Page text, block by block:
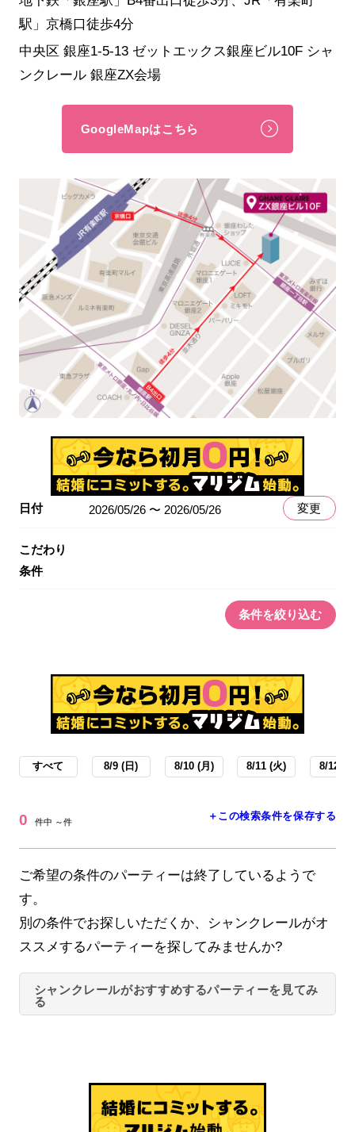
駅」京橋口徒歩4分
中央区 銀座1-5-13 ゼットエックス銀座ビル10F シャ
ンクレール 銀座ZX会場
GoogleMapはこちら
日付 2026/05/26 〜 2026/05/26 変更
こだわり
条件
条件を絞り込む
すべて 8/9 (日) 8/10 (月) 8/11 (火) 8/12 (
0 件中 ～件 ＋この検索条件を保存する
ご希望の条件のパーティーは終了しているようで
す。
別の条件でお探しいただくか、シャンクレールがオ
ススメするパーティーを探してみませんか?
シャンクレールがおすすめするパーティーを見てみ
る